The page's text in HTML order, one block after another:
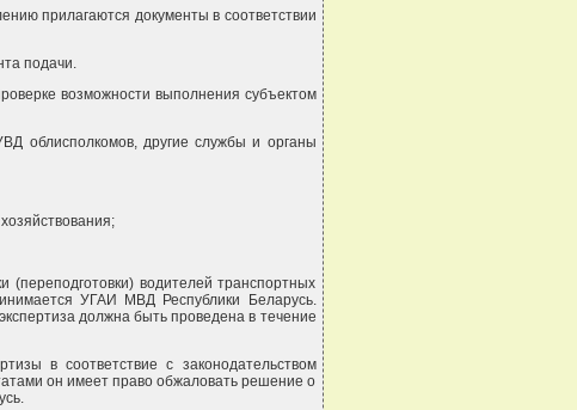
прилагаются документы в соответствии
подачи.
возможности выполнения субъектом
облисполкомов, другие службы и органы
водителей транспортных
УГАИ МВД Республики Беларусь.
должна быть проведена в течение
в соответствие с законодательством
он имеет право обжаловать решение о